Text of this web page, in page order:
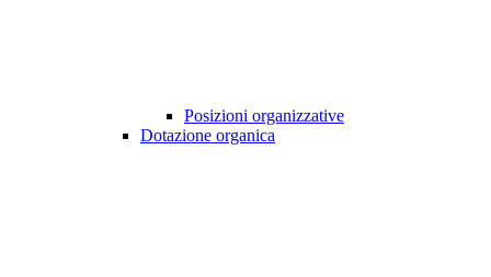
Posizioni organizzative
Dotazione organica